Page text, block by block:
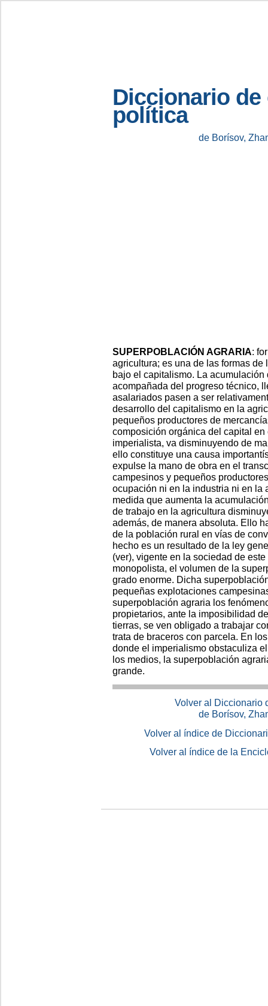
Diccionario de
política
de Borísov,
SUPERPOBLACIÓN AGRARIA:
agricultura; es una de las formas
bajo el capitalismo. La acumulación
acompañada del progreso técnico,
asalariados pasen a ser
desarrollo del capitalismo en la
pequeños productores de
composición orgánica del capital
imperialista, va disminuyendo de
ello constituye una causa
expulse la mano de obra en el
campesinos y pequeños
ocupación ni en la industria ni en la
medida que aumenta la
de trabajo en la agricultura
además, de manera absoluta. Ello
de la población rural en vías de
hecho es un resultado de la ley
(ver), vigente en la sociedad de
monopolista, el volumen de la
grado enorme. Dicha
pequeñas explotaciones
superpoblación agraria los
propietarios, ante la imposibilidad
tierras, se ven obligado a trabajar
trata de braceros con parcela. En
donde el imperialismo obstaculiza
los medios, la superpoblación
grande.
Volver al Diccionario
de Borísov,
Volver al índice de
Volver al índice de la